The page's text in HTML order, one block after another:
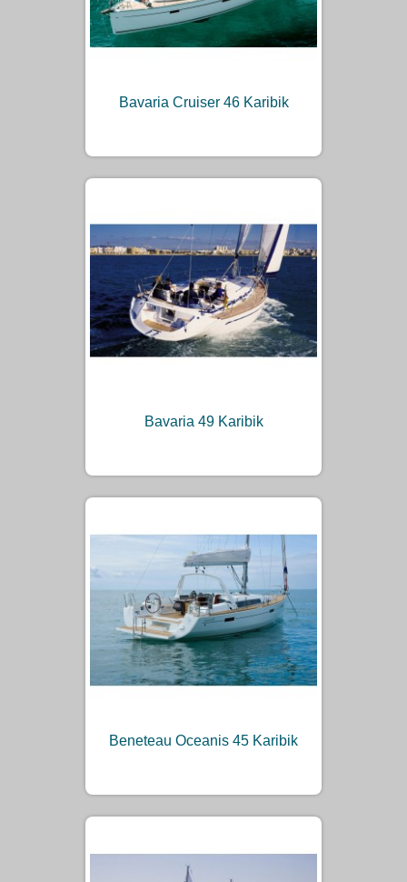
Bavaria Cruiser 46 Karibik
Bavaria 49 Karibik
Beneteau Oceanis 45 Karibik